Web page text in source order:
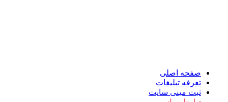
صفحه اصلی
تعرفه تبلیغات
ثبت مینی سایت